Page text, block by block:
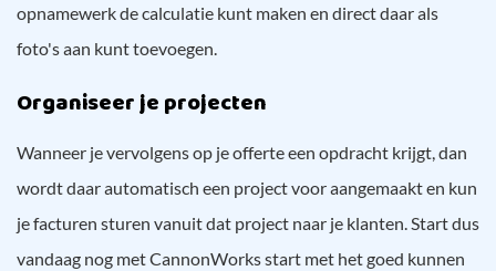
opnamewerk de calculatie kunt maken en direct daar als
foto's aan kunt toevoegen.
Organiseer je projecten
Wanneer je vervolgens op je offerte een opdracht krijgt, dan
wordt daar automatisch een project voor aangemaakt en kun
je facturen sturen vanuit dat project naar je klanten. Start dus
vandaag nog met CannonWorks start met het goed kunnen